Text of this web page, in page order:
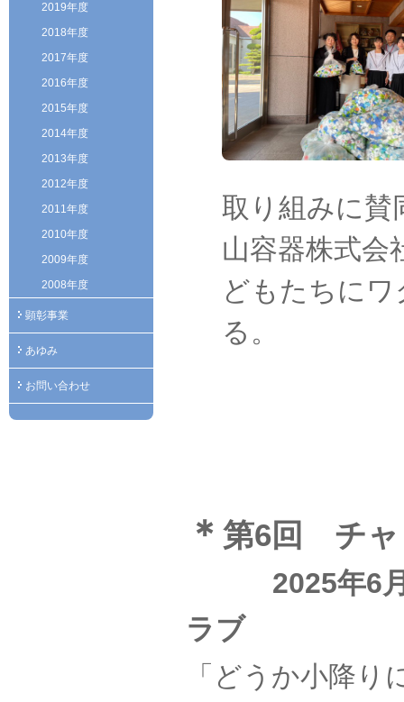
2019年度
2018年度
2017年度
2016年度
2015年度
2014年度
2013年度
2012年度
2011年度
2010年度
2009年度
2008年度
顕彰事業
あゆみ
お問い合わせ
取り組みに賛
山容器株式会
どもたちに
る。
＊ 第6回 チャ
2025年6月
ラブ
「どうか小降り